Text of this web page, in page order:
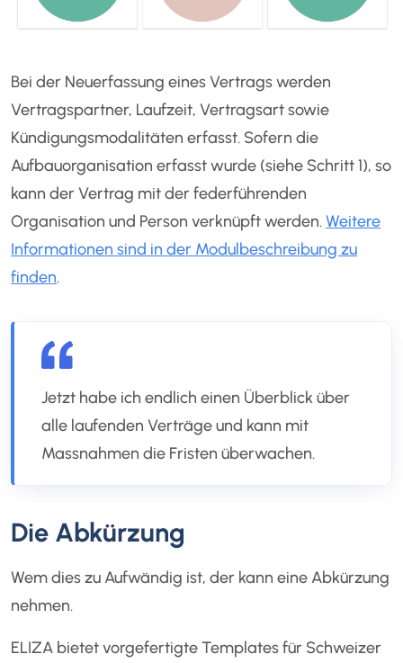
Bei der Neuerfassung eines Vertrags werden
Vertragspartner, Laufzeit, Vertragsart sowie
Kündigungsmodalitäten erfasst. Sofern die
Aufbauorganisation erfasst wurde (siehe Schritt 1), so
kann der Vertrag mit der federführenden
Organisation und Person verknüpft werden.Weitere
Informationen sind in der Modulbeschreibung zu
finden.
Jetzt habe ich endlich einen Überblick über
alle laufenden Verträge und kann mit
Massnahmen die Fristen überwachen.
Die Abkürzung
Wem dies zu Aufwändig ist, der kann eine Abkürzung
nehmen.
ELIZA bietet vorgefertigte Templates für Schweizer